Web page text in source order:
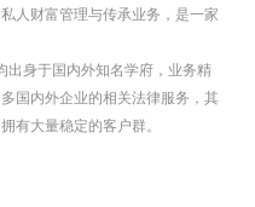
人财富管理与传承业务，是一家
身于国内外知名学府，业务精
国内外企业的相关法律服务，其
有大量稳定的客户群。